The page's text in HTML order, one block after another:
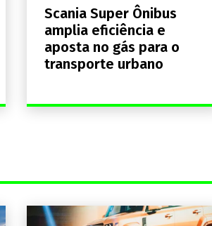
Scania Super Ônibus
amplia eficiência e
aposta no gás para o
transporte urbano